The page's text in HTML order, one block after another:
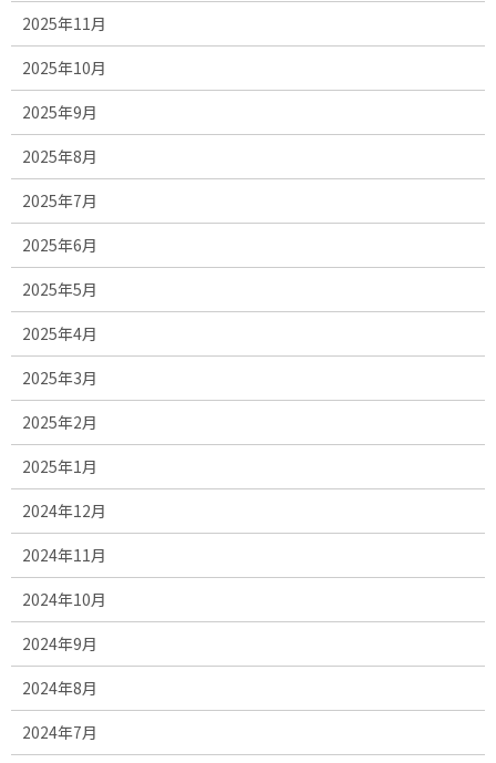
2025年11月
2025年10月
2025年9月
2025年8月
2025年7月
2025年6月
2025年5月
2025年4月
2025年3月
2025年2月
2025年1月
2024年12月
2024年11月
2024年10月
2024年9月
2024年8月
2024年7月